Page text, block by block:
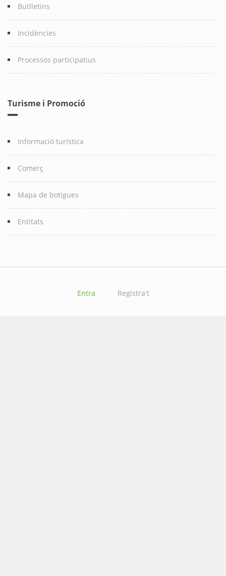
Butlletins
Incidències
Processos participatius
Turisme i Promoció
Informació turística
Comerç
Mapa de botigues
Entitats
Entra Registra't